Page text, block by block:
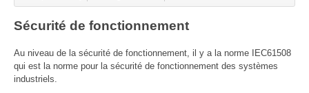
Sécurité de fonctionnement
Au niveau de la sécurité de fonctionnement, il y a la norme IEC61508
qui est la norme pour la sécurité de fonctionnement des systèmes
industriels.